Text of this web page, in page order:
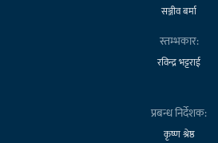
सञ्जीव बर्मा
स्तम्भकार:
रविन्द्र भट्टराई
प्रबन्ध निर्देशक:
कृष्ण श्रेष्ठ